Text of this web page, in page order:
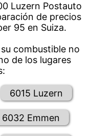
Luzern Postauto
de precios
95 en Suiza.
combustible no
de los lugares
6015 Luzern
6032 Emmen